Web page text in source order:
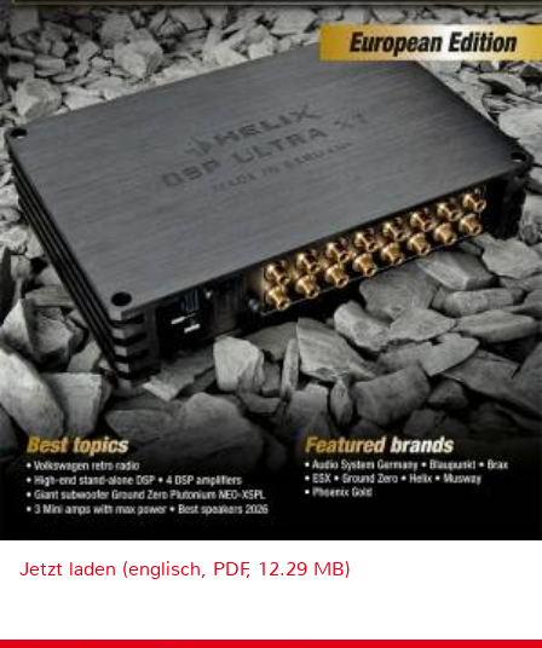
Jetzt laden (englisch, PDF, 12.29 MB)